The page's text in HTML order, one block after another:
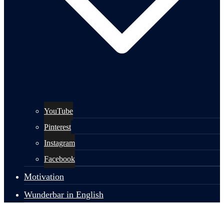
YouTube
Pinterest
Instagram
Facebook
Motivation
Wunderbar in English